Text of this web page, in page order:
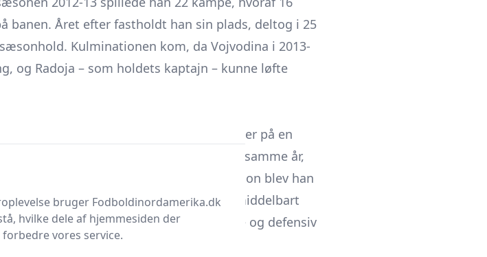
banen. Året efter fastholdt han sin plads, deltog i 25
Kulminationen kom, da Vojvodina i 2013-
og Radoja – som holdets kaptajn – kunne løfte
Europas store ligaer, da han skrev under på en
Vigo. Debuten kom allerede 24. august samme år,
over Getafe. Særligt i sin første sæson blev han
positive bekendtskaber; han gik umiddelbart
hvor Celta havde behov for balance og defensiv
bruger Fodboldinordamerika.dk
hvilke dele af hjemmesiden der
vores service.